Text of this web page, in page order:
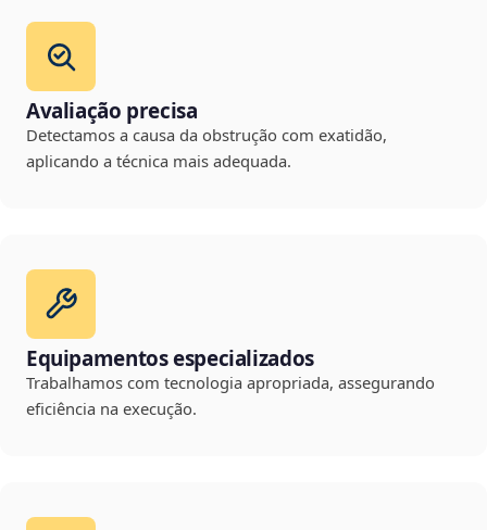
Avaliação precisa
Detectamos a causa da obstrução com exatidão,
aplicando a técnica mais adequada.
Equipamentos especializados
Trabalhamos com tecnologia apropriada, assegurando
eficiência na execução.